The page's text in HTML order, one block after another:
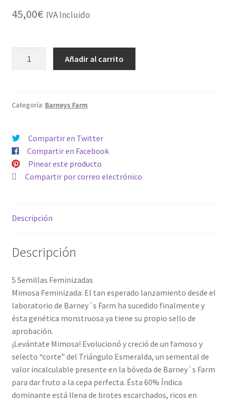
45,00€ IVA Incluido
Añadir al carrito
Categoría: Barneys Farm
Compartir en Twitter
Compartir en Facebook
Pinear este producto
Compartir por correo electrónico
Descripción
Descripción
5 Semillas Feminizadas
Mimosa Feminizada: El tan esperado lanzamiento desde el
laboratorio de Barney´s Farm ha sucedido finalmente y
ésta genética monstruosa ya tiene su propio sello de
aprobación.
¡Levántate Mimosa! Evolucionó y creció de un famoso y
selecto “corte” del Triángulo Esmeralda, un semental de
valor incalculable presente en la bóveda de Barney´s Farm
para dar fruto a la cepa perfecta. Ésta 60% Índica
dominante está llena de brotes escarchados, ricos en